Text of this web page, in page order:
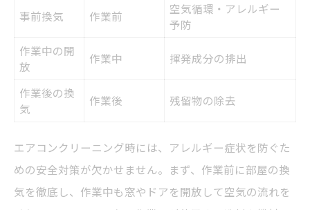
事前換気 作業前
空気循環・アレルギー
予防
作業中の開
放
作業中 揮発成分の排出
作業後の換
気
作業後 残留物の除去
エアコンクリーニング時には、アレルギー症状を防ぐた
めの安全対策が欠かせません。まず、作業前に部屋の換
気を徹底し、作業中も窓やドアを開放して空気の流れを